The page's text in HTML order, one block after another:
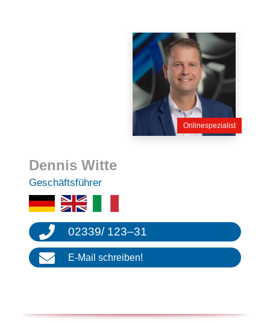
Onlinespezialist
Dennis Witte
Geschäfts­füh­rer
02339/ 123–31
E‑Mail schrei­ben!